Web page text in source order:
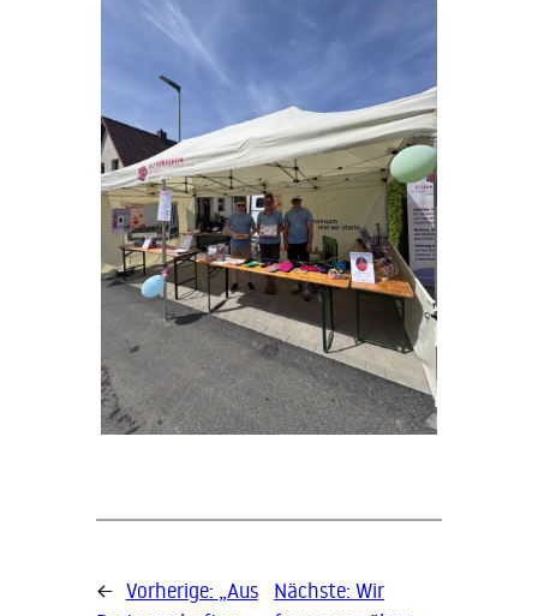
← Vorherige: „Aus
Nächste: Wir